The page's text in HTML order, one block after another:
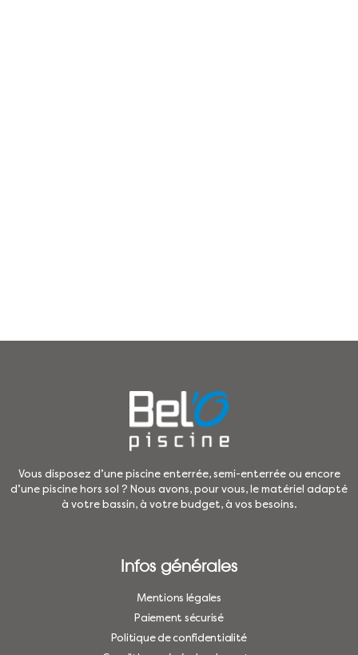
Vous disposez d’une piscine enterrée, semi-enterrée ou encore
d’une piscine hors sol ? Nous avons, pour vous, le matériel adapté
à votre bassin, à votre budget, à vos besoins.
Infos générales
Mentions légales
Paiement sécurisé
Politique de confidentialité